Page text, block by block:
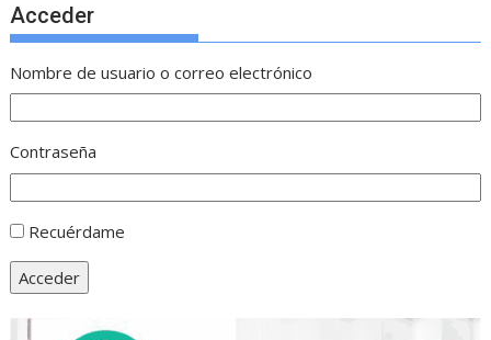
Acceder
Nombre de usuario o correo electrónico
Contraseña
Recuérdame
Acceder